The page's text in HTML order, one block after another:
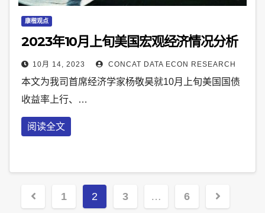
康楷观点
2023年10月上旬美国宏观经济情况分析
10月 14, 2023 CONCAT DATA ECON RESEARCH
本文为我司首席经济学家杨敬昊就10月上旬美国国债
收益率上行、…
阅读全文
Posts
1 2 3 … 6